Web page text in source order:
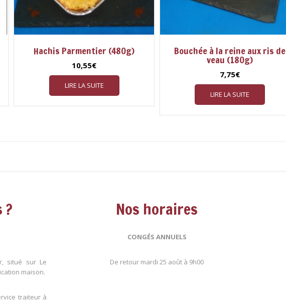
Hachis Parmentier (480g)
10,55€
LIRE LA SUITE
Bouchée à la reine aux ris de
veau (180g)
7,75€
LIRE LA SUITE
?
situé sur Le
maison.
traiteur à
Nos horaires
CONGÉS ANNUELS
De retour mardi 25 août à 9h00